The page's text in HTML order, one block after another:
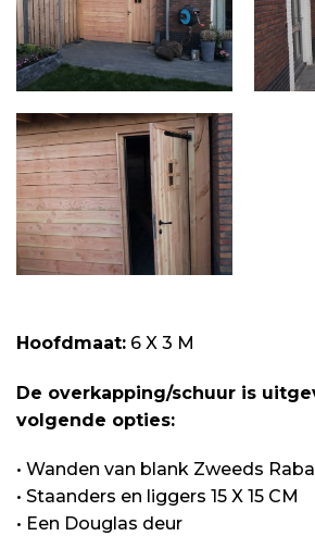
Hoofdmaat: 6 X 3 M
De overkapping/schuur is
volgende opties:
• Wanden van blank Zweeds
• Staanders en liggers 15 X 15 CM
• Een Douglas deur